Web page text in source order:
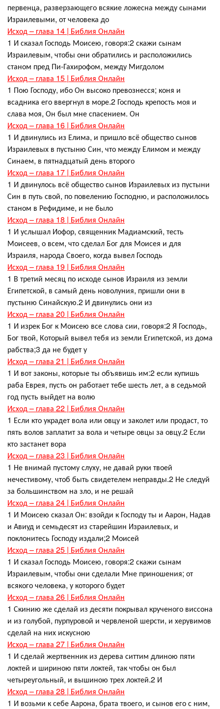
первенца, разверзающего всякие ложесна между сынами
Израилевыми, от человека до
Исход – глава 14 | Библия Онлайн
1 И сказал Господь Моисею, говоря:2 скажи сынам
Израилевым, чтобы они обратились и расположились
станом пред Пи-Гахирофом, между Мигдолом
Исход – глава 15 | Библия Онлайн
1 Пою Господу, ибо Он высоко превознесся; коня и
всадника его ввергнул в море.2 Господь крепость моя и
слава моя, Он был мне спасением. Он
Исход – глава 16 | Библия Онлайн
1 И двинулись из Елима, и пришло всё общество сынов
Израилевых в пустыню Син, что между Елимом и между
Синаем, в пятнадцатый день второго
Исход – глава 17 | Библия Онлайн
1 И двинулось всё общество сынов Израилевых из пустыни
Син в путь свой, по повелению Господню, и расположилось
станом в Рефидиме, и не было
Исход – глава 18 | Библия Онлайн
1 И услышал Иофор, священник Мадиамский, тесть
Моисеев, о всем, что сделал Бог для Моисея и для
Израиля, народа Своего, когда вывел Господь
Исход – глава 19 | Библия Онлайн
1 В третий месяц по исходе сынов Израиля из земли
Египетской, в самый день новолуния, пришли они в
пустыню Синайскую.2 И двинулись они из
Исход – глава 20 | Библия Онлайн
1 И изрек Бог к Моисею все слова сии, говоря:2 Я Господь,
Бог твой, Который вывел тебя из земли Египетской, из дома
рабства;3 да не будет у
Исход – глава 21 | Библия Онлайн
1 И вот законы, которые ты объявишь им:2 если купишь
раба Еврея, пусть он работает тебе шесть лет, а в седьмой
год пусть выйдет на волю
Исход – глава 22 | Библия Онлайн
1 Если кто украдет вола или овцу и заколет или продаст, то
пять волов заплатит за вола и четыре овцы за овцу.2 Если
кто застанет вора
Исход – глава 23 | Библия Онлайн
1 Не внимай пустому слуху, не давай руки твоей
нечестивому, чтоб быть свидетелем неправды.2 Не следуй
за большинством на зло, и не решай
Исход – глава 24 | Библия Онлайн
1 И Моисею сказал Он: взойди к Господу ты и Аарон, Надав
и Авиуд и семьдесят из старейшин Израилевых, и
поклонитесь Господу издали;2 Моисей
Исход – глава 25 | Библия Онлайн
1 И сказал Господь Моисею, говоря:2 скажи сынам
Израилевым, чтобы они сделали Мне приношения; от
всякого человека, у которого будет
Исход – глава 26 | Библия Онлайн
1 Скинию же сделай из десяти покрывал крученого виссона
и из голубой, пурпуровой и червленой шерсти, и херувимов
сделай на них искусною
Исход – глава 27 | Библия Онлайн
1 И сделай жертвенник из дерева ситтим длиною пяти
локтей и шириною пяти локтей, так чтобы он был
четыреугольный, и вышиною трех локтей.2 И
Исход – глава 28 | Библия Онлайн
1 И возьми к себе Аарона, брата твоего, и сынов его с ним,